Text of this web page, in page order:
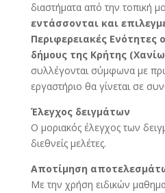
διαστήματα από την τοπική
εντάσσονται και
Περιφερειακές
δήμους της Κρήτης
συλλέγονται σύμφωνα με
εργαστήριο θα γίνεται σε
Έλεγχος δειγμάτων
Ο μοριακός έλεγχος των
διεθνείς μελέτες.
Αποτίμηση
Με την χρήση ειδικών